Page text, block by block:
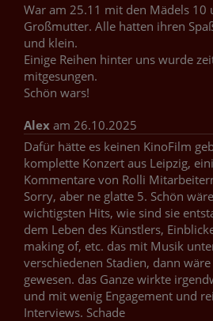
War am 25.11 mit den Mädels 10
Großmutter. Alle hatten ihren
und klein.
Einige Reihen hinter uns wurde
mitgesungen.
Schön wars!
Alex am 26.10.2025
Dafür hätte es keinen KinoFilm
komplette Konzert aus Leipzig,
Kommentare von Rolli
Sorry, aber ne glatte 5. Schön
wichtigsten Hits, wie sind sie
dem Leben des Künstlers,
making of, etc. das mit Musik
verschiedenen Stadien, dann
gewesen. das Ganze wirkte
und mit wenig Engagement und
Interviews. Schade